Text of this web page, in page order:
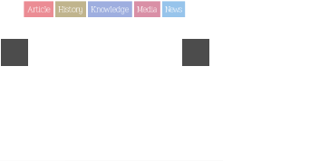
คำสารภาพของอดีตคณะราษฎร